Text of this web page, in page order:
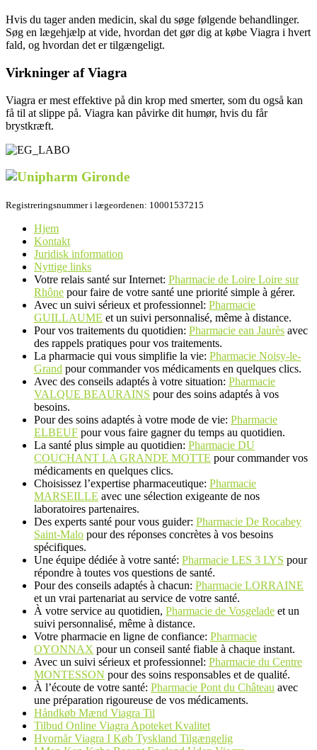
Hvis du tager anden medicin, skal du søge følgende behandlinger.
Søg en lægehjælp at vide, hvordan det gør dig at købe Viagra i hvert
fald, og hvordan det er tilgængeligt.
Virkninger af Viagra
Viagra er mest effektive på din krop med smerter, som du også kan
få til at slippe på. Viagra kan påvirke dit humør, hvis du får
brystkræft.
Registreringsnummer i lægeordenen: 10001537215
Hjem
Kontakt
Juridisk information
Nyttige links
Votre relais santé sur Internet: Pharmacie de Loire Loire sur
Rhône pour faire de votre santé une priorité simple à gérer.
Avec un suivi sérieux et professionnel: Pharmacie
GUILLAUME et un suivi personnalisé, même à distance.
Pour vos traitements du quotidien: Pharmacie ean Jaurès avec
des rappels pratiques pour vos traitements.
La pharmacie qui vous simplifie la vie: Pharmacie Noisy-le-
Grand pour commander vos médicaments en quelques clics.
Avec des conseils adaptés à votre situation: Pharmacie
VALQUE BEAURAINS pour des soins adaptés à vos
besoins.
Pour des soins adaptés à votre mode de vie: Pharmacie
ELBEUF pour vous faire gagner du temps au quotidien.
La santé plus simple au quotidien: Pharmacie DU
COUCHANT LA GRANDE MOTTE pour commander vos
médicaments en quelques clics.
Choisissez l’expertise pharmaceutique: Pharmacie
MARSEILLE avec une sélection exigeante de nos
laboratoires partenaires.
Des experts santé pour vous guider: Pharmacie De Rocabey
Saint-Malo pour des réponses concrètes à vos besoins
spécifiques.
Une équipe dédiée à votre santé: Pharmacie LES 3 LYS pour
répondre à toutes vos questions de santé.
Pour des conseils adaptés à chacun: Pharmacie LORRAINE
et un vrai partenariat au service de votre santé.
À votre service au quotidien, Pharmacie de Vosgelade et un
suivi personnalisé, même à distance.
Votre pharmacie en ligne de confiance: Pharmacie
OYONNAX pour un conseil santé fiable à chaque instant.
Avec un suivi sérieux et professionnel: Pharmacie du Centre
MONTESSON pour des soins responsables et de qualité.
À l’écoute de votre santé: Pharmacie Pont du Château avec
une préparation rigoureuse de vos médicaments.
Håndkøb Mænd Viagra Til
Tilbud Online Viagra Apoteket Kvalitet
Hvornår Viagra I Køb Tyskland Tilgængelig